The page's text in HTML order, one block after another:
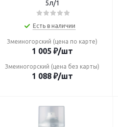
5л/1
Есть в наличии
Змеиногорский (цена по карте)
1 005₽/шт
Змеиногорский (цена без карты)
1 088₽/шт